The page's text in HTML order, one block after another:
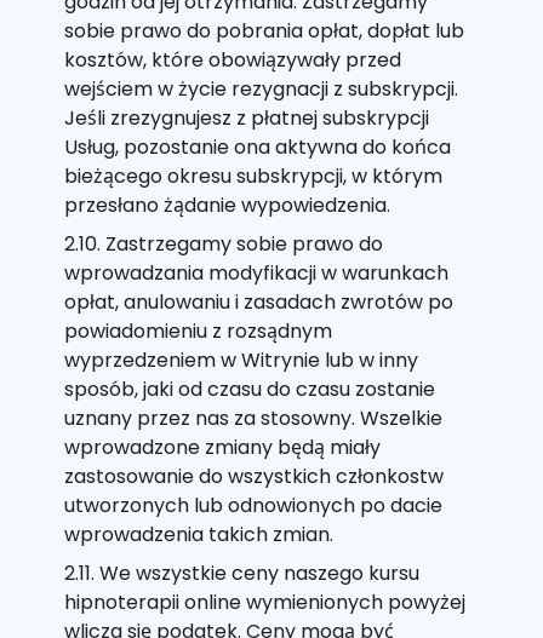
sobie prawo do pobrania opłat, dopłat lub
kosztów, które obowiązywały przed
wejściem w życie rezygnacji z subskrypcji.
Jeśli zrezygnujesz z płatnej subskrypcji
Usług, pozostanie ona aktywna do końca
bieżącego okresu subskrypcji, w którym
przesłano żądanie wypowiedzenia.
2.10. Zastrzegamy sobie prawo do
wprowadzania modyfikacji w warunkach
opłat, anulowaniu i zasadach zwrotów po
powiadomieniu z rozsądnym
wyprzedzeniem w Witrynie lub w inny
sposób, jaki od czasu do czasu zostanie
uznany przez nas za stosowny. Wszelkie
wprowadzone zmiany będą miały
zastosowanie do wszystkich członkostw
utworzonych lub odnowionych po dacie
wprowadzenia takich zmian.
2.11. We wszystkie ceny naszego kursu
hipnoterapii online wymienionych powyżej
wlicza się podatek. Ceny mogą być